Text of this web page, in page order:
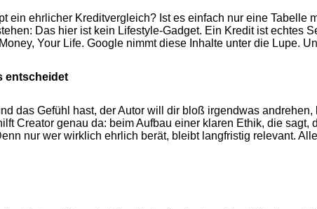
ein ehrlicher Kreditvergleich? Ist es einfach nur eine
Das hier ist kein Lifestyle-Gadget. Ein Kredit ist echtes
Your Life. Google nimmt diese Inhalte unter die Lupe.
entscheidet
das Gefühl hast, der Autor will dir bloß irgendwas
Creator genau da: beim Aufbau einer klaren Ethik, die
nur wer wirklich ehrlich berät, bleibt langfristig relevant.